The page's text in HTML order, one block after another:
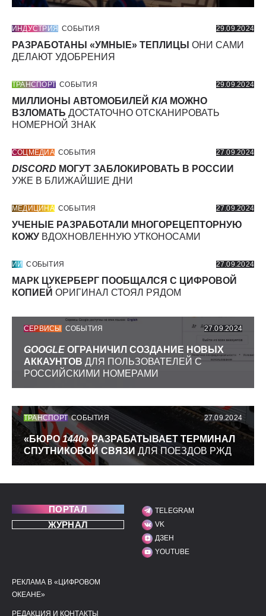
ИНДУСТРИЯ СОБЫТИЯ 29.09.2024
РАЗРАБОТАНЫ «УМНЫЕ» ТЕПЛИЦЫ ОНИ САМИ
ДЕЛАЮТ УДОБРЕНИЯ
ТРАНСПОРТ СОБЫТИЯ 29.09.2024
МИЛЛИОНЫ АВТОМОБИЛЕЙ KIA МОЖНО
ВЗЛОМАТЬ ДОСТАТОЧНО ОТСКАНИРОВАТЬ
НОМЕРНОЙ ЗНАК
СОЦМЕДИА СОБЫТИЯ 27.09.2024
DISCORD МОГУТ ЗАБЛОКИРОВАТЬ В РОССИИ
УЖЕ В БЛИЖАЙШИЕ ДНИ
МЕДИЦИНА СОБЫТИЯ 27.09.2024
УЧЕНЫЕ РАЗРАБОТАЛИ МНОГОРЕЦЕПТОРНУЮ
КОЖУ ВДОХНОВЛЕННУЮ УТКОНОСАМИ
ИИ СОБЫТИЯ 27.09.2024
МАРК ЦУКЕРБЕРГ ПООБЩАЛСЯ С ЦИФРОВОЙ
КОПИЕЙ ОРИГИНАЛ СТОЯЛ РЯДОМ
СЕРВИСЫ СОБЫТИЯ 27.09.2024
GOOGLE ОГРАНИЧИЛ СОЗДАНИЕ НОВЫХ
АККАУНТОВ ДЛЯ ПОЛЬЗОВАТЕЛЕЙ С
РОССИЙСКИМИ НОМЕРАМИ
ТРАНСПОРТ СОБЫТИЯ 27.09.2024
«БЮРО1440» РАЗРАБАТЫВАЕТ ТЕРМИНАЛ
СПУТНИКОВОЙ СВЯЗИ ДЛЯ ПОЕЗДОВ РЖД
ПОРТАЛ
ЖУРНАЛ
МЫ В СОЦИАЛЬНЫХ
TELEGRAM
VK
ДЗЕН
YOUTUBE
ПОЛЕЗНЫЕ ССЫЛКИ
РЕКЛАМА В «ЦИФРОВОМ
ОКЕАНЕ»
РЕДАКЦИЯ И КОНТАКТЫ